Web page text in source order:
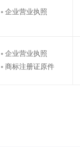
企业营业执照
企业营业执照
商标注册证原件